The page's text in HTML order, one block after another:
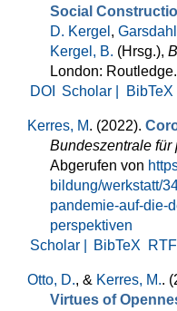
Social
D. Kergel ,
Kergel, B. (Hrsg.),
London:
DOI
Scholar | BibTeX
Kerres, M. (2022).
Bundeszentrale für
Abgerufen von
bildung/werkstatt/
pandemie-auf-die-
perspektiven
Scholar |
BibTeX RTF
Otto, D., & Kerres, M..
Virtues of